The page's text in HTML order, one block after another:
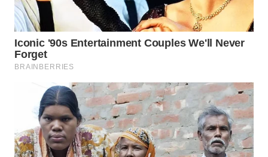
WN
BORNEO
Wahana
Media
Group
WAHANA
NEWS
WAHANA